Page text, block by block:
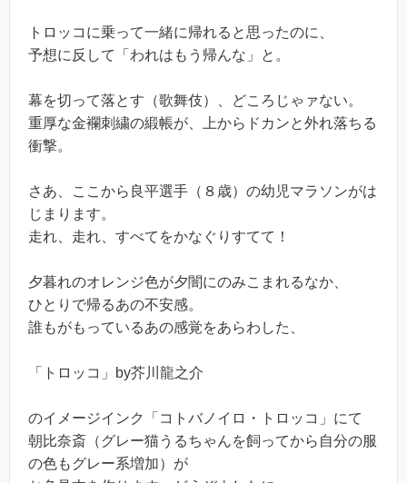
トロッコに乗って一緒に帰れると思ったのに、
予想に反して「われはもう帰んな」と。
幕を切って落とす（歌舞伎）、どころじゃァない。
重厚な金襴刺繍の緞帳が、上からドカンと外れ落ちる
衝撃。
さあ、ここから良平選手（８歳）の幼児マラソンがは
じまります。
走れ、走れ、すべてをかなぐりすてて！
夕暮れのオレンジ色が夕闇にのみこまれるなか、
ひとりで帰るあの不安感。
誰もがもっているあの感覚をあらわした、
「トロッコ」by芥川龍之介
のイメージインク「コトバノイロ・トロッコ」にて
朝比奈斎（グレー猫うるちゃんを飼ってから自分の服
の色もグレー系増加）が